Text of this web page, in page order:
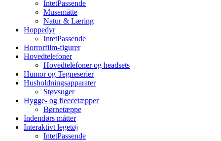
IntetPassende
Musemåtte
Natur & Læring
Hoppedyr
IntetPassende
Horrorfilm-figurer
Hovedtelefoner
Hovedtelefoner og headsets
Humor og Tegneserier
Husholdningsapparater
Støvsuger
Hygge- og fleecetæpper
Børnetæppe
Indendørs måtter
Interaktivt legetøj
IntetPassende